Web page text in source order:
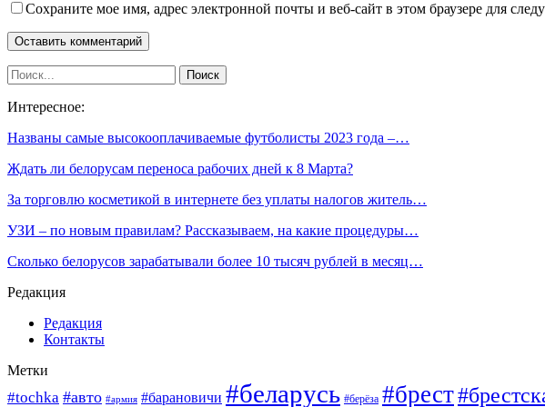
Сохраните мое имя, адрес электронной почты и веб-сайт в этом браузере для
Интересное:
Названы самые высокооплачиваемые футболисты 2023 года –…
Ждать ли белорусам переноса рабочих дней к 8 Марта?
За торговлю косметикой в интернете без уплаты налогов житель…
УЗИ – по новым правилам? Рассказываем, на какие процедуры…
Сколько белорусов зарабатывали более 10 тысяч рублей в месяц…
Редакция
Редакция
Контакты
Метки
#tochka #авто #армия #барановичи #беларусь #берёза #брест